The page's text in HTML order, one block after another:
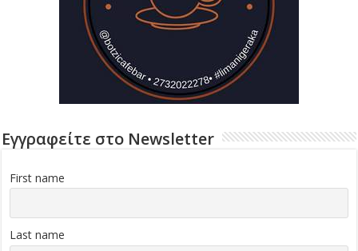
Εγγραφείτε στο Newsletter
First name
Last name